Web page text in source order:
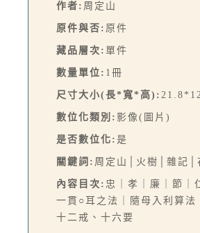
作者: 周定山
原件與否: 原件
藏品層次: 單件
數量單位: 1冊
尺寸大小(長*寬*高):
數位化類別: 影像(圖片)
是否數位化: 是
關鍵詞: 周定山│火樹│雜記│
內容目次: 忠｜孝｜廉｜節｜
一貫○耳之法｜隨母入利算
十二戒、十六要